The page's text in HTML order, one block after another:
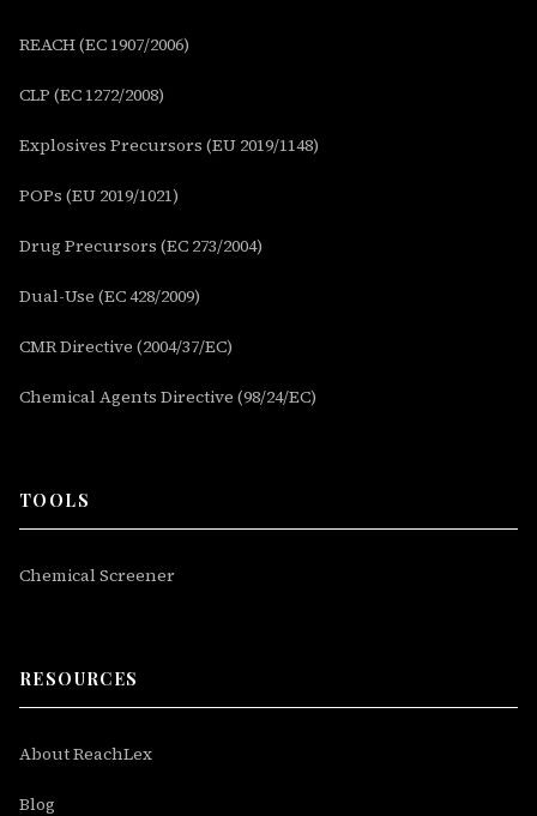
REACH (EC 1907/2006)
CLP (EC 1272/2008)
Explosives Precursors (EU 2019/1148)
POPs (EU 2019/1021)
Drug Precursors (EC 273/2004)
Dual-Use (EC 428/2009)
CMR Directive (2004/37/EC)
Chemical Agents Directive (98/24/EC)
TOOLS
Chemical Screener
RESOURCES
About ReachLex
Blog